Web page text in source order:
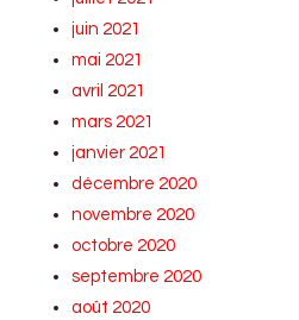
juin 2021
mai 2021
avril 2021
mars 2021
janvier 2021
décembre 2020
novembre 2020
octobre 2020
septembre 2020
août 2020